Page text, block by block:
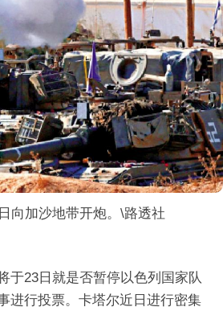
加沙地带开炮。\路透社
23日就是否暂停以色列国家队
进行投票。卡塔尔近日进行密集